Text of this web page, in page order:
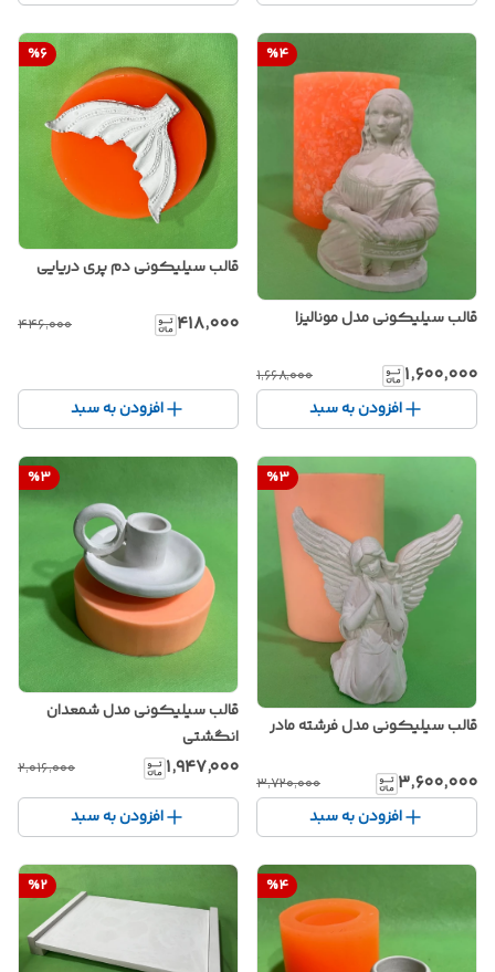
%4
قالب سیلیکونی مدل مونالیزا
۱٬۶۰۰٬۰۰۰ ۱٬۶۶۸٬۰۰۰
افزودن به سبد
%6
قالب سیلیکونی دم پری دریایی
۴۱۸٬۰۰۰ ۴۴۶٬۰۰۰
افزودن به سبد
%3
قالب سیلیکونی مدل فرشته مادر
۳٬۶۰۰٬۰۰۰ ۳٬۷۲۰٬۰۰۰
افزودن به سبد
%3
قالب سیلیکونی مدل شمعدان
انگشتی
۱٬۹۴۷٬۰۰۰ ۲٬۰۱۶٬۰۰۰
افزودن به سبد
%4
%2